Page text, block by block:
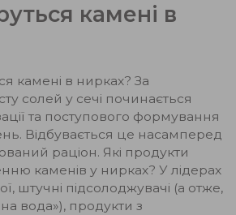
камені в
камені в нирках? За
солей у сечі починається
та поступового формування
Відбувається це насамперед
раціон. Які продукти
каменів у нирках? У лідерах
штучні підсолоджувачі (а отже,
вода»), продукти з